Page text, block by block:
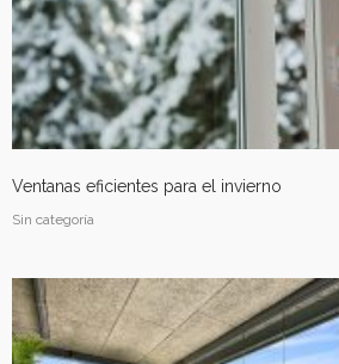
Ventanas eficientes para el invierno
Sin categoría